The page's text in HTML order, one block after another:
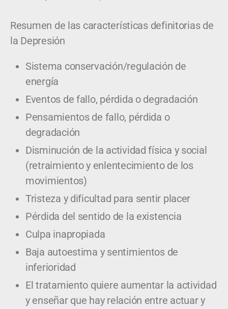
Resumen de las características definitorias de
la Depresión
Sistema conservación/regulación de
energía
Eventos de fallo, pérdida o degradación
Pensamientos de fallo, pérdida o
degradación
Disminución de la actividad física y social
(retraimiento y enlentecimiento de los
movimientos)
Tristeza y dificultad para sentir placer
Pérdida del sentido de la existencia
Culpa inapropiada
Baja autoestima y sentimientos de
inferioridad
El tratamiento quiere aumentar la actividad
y enseñar que hay relación entre actuar y